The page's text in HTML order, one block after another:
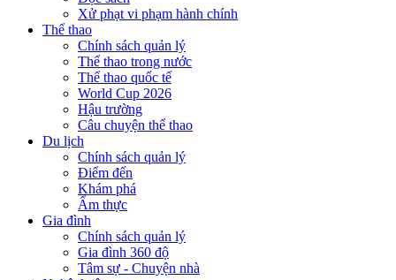
Xử phạt vi phạm hành chính
Thể thao
Chính sách quản lý
Thể thao trong nước
Thể thao quốc tế
World Cup 2026
Hậu trường
Câu chuyện thể thao
Du lịch
Chính sách quản lý
Điểm đến
Khám phá
Ẩm thực
Gia đình
Chính sách quản lý
Gia đình 360 độ
Tâm sự - Chuyện nhà